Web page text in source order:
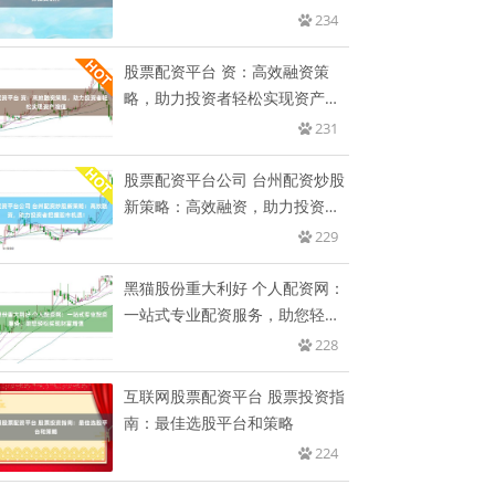
234
股票配资平台 资：高效融资策
略，助力投资者轻松实现资产增
231
股票配资平台公司 台州配资炒股
新策略：高效融资，助力投资者
229
黑猫股份重大利好 个人配资网：
一站式专业配资服务，助您轻松
228
互联网股票配资平台 股票投资指
南：最佳选股平台和策略
224